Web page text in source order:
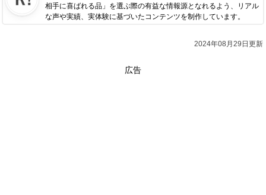
相手に喜ばれる品」を選ぶ際の有益な情報源となれるよう、リアル
な声や実績、実体験に基づいたコンテンツを制作しています。
2024年08月29日更新
広告